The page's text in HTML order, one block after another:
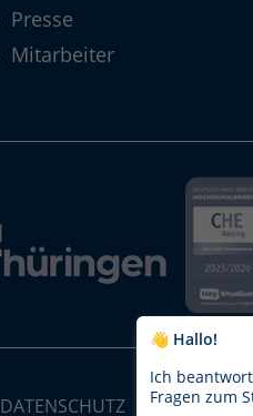
Presse
Mitarbeiter
DATENSCHUTZ STRUKTUR-
👋 Hallo!
Ich
Fragen zum